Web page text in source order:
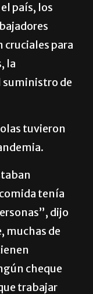
país, los
cruciales para
la
suministro de
tuvieron
tenía
dijo
muchas de
cheque
trabajar